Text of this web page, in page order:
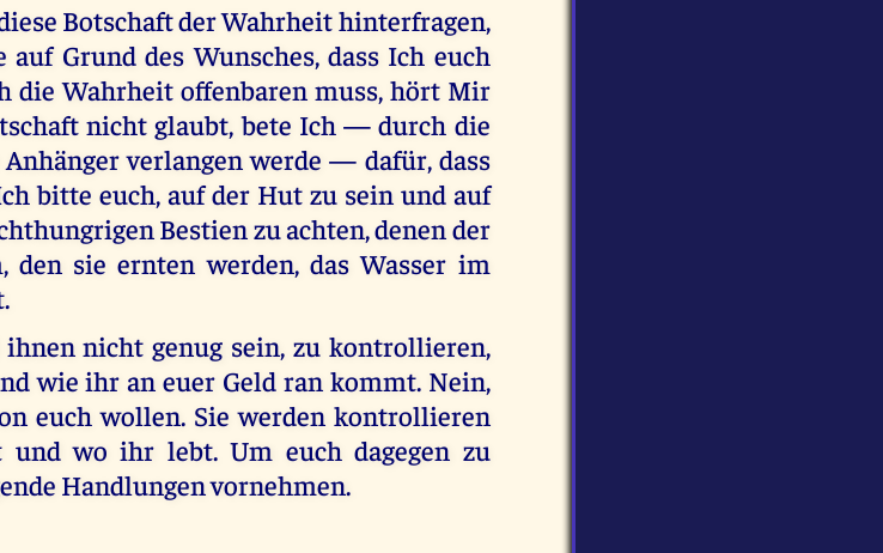
Botschaft der Wahrheit hinterfragen,
Grund des Wunsches, dass Ich euch
die Wahrheit offenbaren muss, hört Mir
nicht glaubt, bete Ich — durch die
verlangen werde — dafür, dass
bitte euch, auf der Hut zu sein und auf
Bestien zu achten, denen der
den sie ernten werden, das Wasser im
nicht genug sein, zu kontrollieren,
wie ihr an euer Geld ran kommt. Nein,
euch wollen. Sie werden kontrollieren
wo ihr lebt. Um euch dagegen zu
Handlungen vornehmen.